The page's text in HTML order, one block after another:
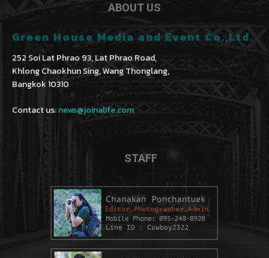
ABOUT US
Green House Media and Event Co.,Ltd.
252 Soi Lat Phrao 93, Lat Phrao Road,
Khlong Chaokhun Sing, Wang Thonglang,
Bangkok 10310
Contact us:news@joinalife.com
STAFF